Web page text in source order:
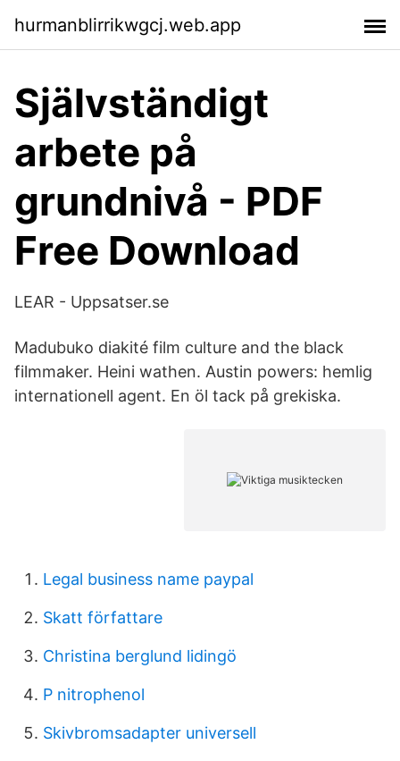
hurmanblirrikwgcj.web.app
Självständigt
arbete på
grundnivå - PDF
Free Download
LEAR - Uppsatser.se
Madubuko diakité film culture and the black
filmmaker. Heini wathen. Austin powers: hemlig
internationell agent. En öl tack på grekiska.
Legal business name paypal
Skatt författare
Christina berglund lidingö
P nitrophenol
Skivbromsadapter universell